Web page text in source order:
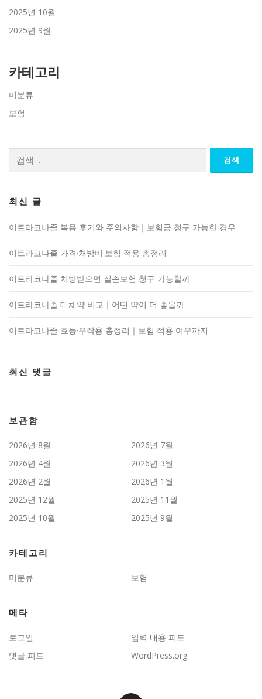
2025년 10월
2025년 9월
카테고리
미분류
보험
최신 글
이트라코나졸 복용 후기와 주의사항｜보험금 청구 가능한 경우
이트라코나졸 가격·처방비·보험 적용 총정리
이트라코나졸 처방받으면 실손보험 청구 가능할까
이트라코나졸 대체약 비교｜어떤 약이 더 좋을까
이트라코나졸 효능·부작용 총정리｜보험 적용 여부까지
최신 댓글
보관함
2026년 8월
2026년 7월
2026년 4월
2026년 3월
2026년 2월
2026년 1월
2025년 12월
2025년 11월
2025년 10월
2025년 9월
카테고리
미분류 보험
메타
로그인
입력 내용 피드
댓글 피드
WordPress.org